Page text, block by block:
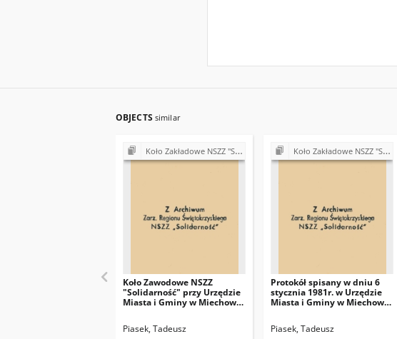
OBJECTS similar
Koło Zakładowe NSZZ "Solidarność" przy Urzędzie Miasta i Gminy w Miechowie
Koło Zawodowe NSZZ
"Solidarność" przy Urzędzie
Miasta i Gminy w Miechowie
Piasek, Tadeusz
Koło Zakładowe NSZZ "Solidarność" przy Urzędzie Miasta i Gminy w Miechowie
Protokół spisany w dniu 6
stycznia 1981r. w Urzędzie
Miasta i Gminy w Miechowie
NSZZ "Solidarność"
Piasek, Tadeusz